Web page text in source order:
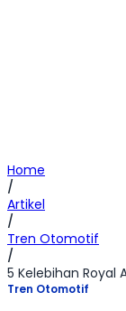
Home
/
Artikel
/
Tren Otomotif
/
5 Kelebihan Royal
Tren Otomotif